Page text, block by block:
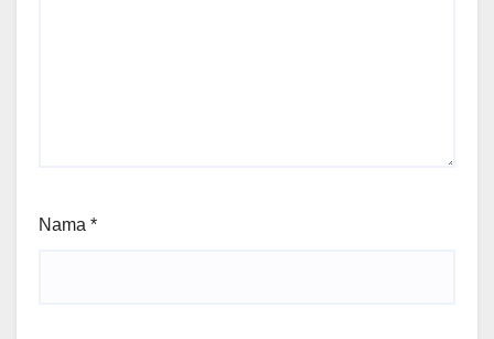
Nama *